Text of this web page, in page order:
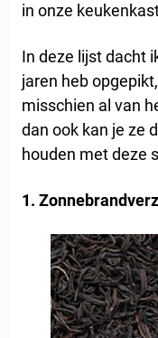
in onze
In deze lijst dacht
jaren heb
misschien al van
dan ook kan je ze
houden met deze
1.